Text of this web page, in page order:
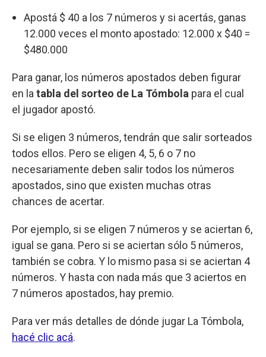
Apostá $ 40 a los 7 números y si acertás, ganas
12.000 veces el monto apostado: 12.000 x $40 =
$480.000
Para ganar, los números apostados deben figurar
en la tabla del sorteo de La Tómbola para el cual
el jugador apostó.
Si se eligen 3 números, tendrán que salir sorteados
todos ellos. Pero se eligen 4, 5, 6 o 7 no
necesariamente deben salir todos los números
apostados, sino que existen muchas otras
chances de acertar.
Por ejemplo, si se eligen 7 números y se aciertan 6,
igual se gana. Pero si se aciertan sólo 5 números,
también se cobra. Y lo mismo pasa si se aciertan 4
números. Y hasta con nada más que 3 aciertos en
7 números apostados, hay premio.
Para ver más detalles de dónde jugar La Tómbola,
hacé clic acá.